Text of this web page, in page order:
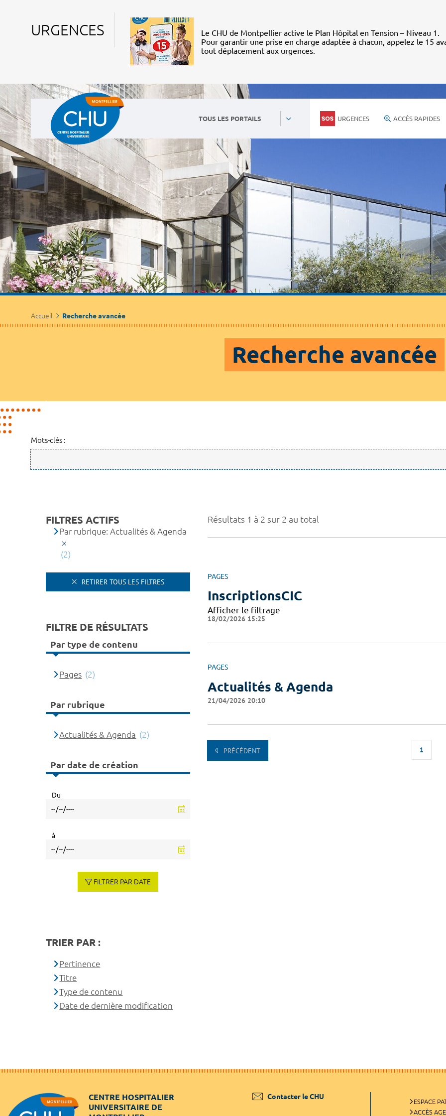
URGENCES
Le CHU de Montpellier active le Plan Hôpital en Tension – Niveau 1.
Pour garantir une prise en charge adaptée à chacun, appelez le 15
tout déplacement aux urgences.
TOUS LES PORTAILS URGENCES ACCÈS RAPIDES
Accueil Recherche avancée
Recherche avancée
Mots-clés :
Résultats 1 à 2 sur 2 au total
PAGES
InscriptionsCIC
Afficher le filtrage
18/02/2026 15:25
PAGES
Actualités & Agenda
21/04/2026 20:10
PRÉCÉDENT 1
FILTRES ACTIFS
Par rubrique: Actualités & Agenda
(2)
RETIRER TOUS LES FILTRES
FILTRE DE RÉSULTATS
Par type de contenu
Pages (2)
Par rubrique
Actualités & Agenda (2)
Par date de création
Du
à
FILTRER PAR DATE
TRIER PAR :
Pertinence
Titre
Type de contenu
Date de dernière modification
CENTRE HOSPITALIER
UNIVERSITAIRE DE
Contacter le CHU
ESPACE
ACCÈS